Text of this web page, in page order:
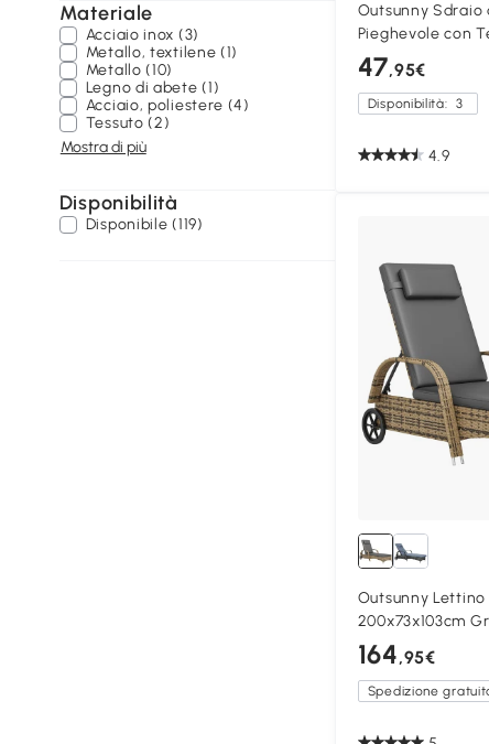
Materiale
Acciaio inox (3)
Metallo, textilene (1)
Metallo (10)
Legno di abete (1)
Acciaio, poliestere (4)
Tessuto (2)
Mostra di più
Disponibilità
Disponibile (119)
Outsunny Sdraio
Pieghevole con
47,95€
Disponibilità: 3
4.9
Outsunny
200x73x103cm
164,95€
Spedizione